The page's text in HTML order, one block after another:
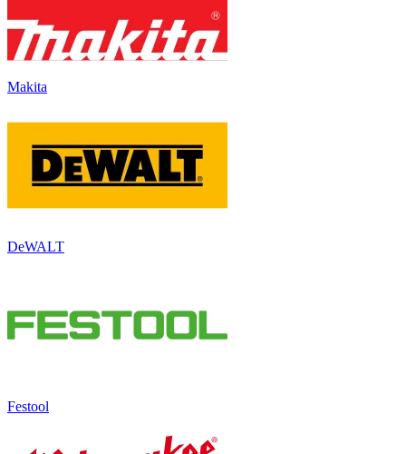
Makita
DeWALT
Festool